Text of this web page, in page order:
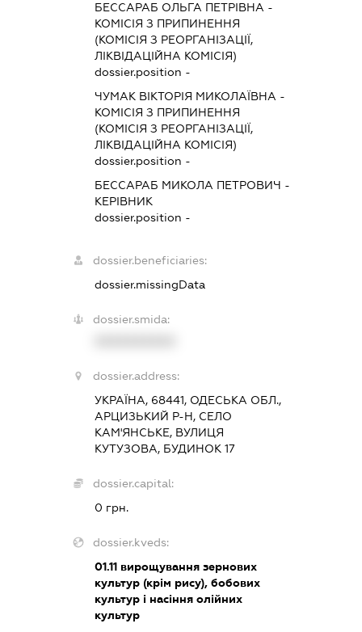
БЕССАРАБ ОЛЬГА ПЕТРІВНА -
КОМІСІЯ З ПРИПИНЕННЯ
(КОМІСІЯ З РЕОРГАНІЗАЦІЇ,
ЛІКВІДАЦІЙНА КОМІСІЯ)
dossier.position -
ЧУМАК ВІКТОРІЯ МИКОЛАЇВНА -
КОМІСІЯ З ПРИПИНЕННЯ
(КОМІСІЯ З РЕОРГАНІЗАЦІЇ,
ЛІКВІДАЦІЙНА КОМІСІЯ)
dossier.position -
БЕССАРАБ МИКОЛА ПЕТРОВИЧ -
КЕРІВНИК
dossier.position -
dossier.beneficiaries:
dossier.missingData
dossier.smida:
dossier.address:
УКРАЇНА, 68441, ОДЕСЬКА ОБЛ.,
АРЦИЗЬКИЙ Р-Н, СЕЛО
КАМ'ЯНСЬКЕ, ВУЛИЦЯ
КУТУЗОВА, БУДИНОК 17
dossier.capital:
0 грн.
dossier.kveds:
01.11вирощування зернових
культур (крім рису), бобових
культур і насіння олійних
культур